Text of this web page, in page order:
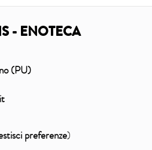
- ENOTECA
(PU)
preferenze)